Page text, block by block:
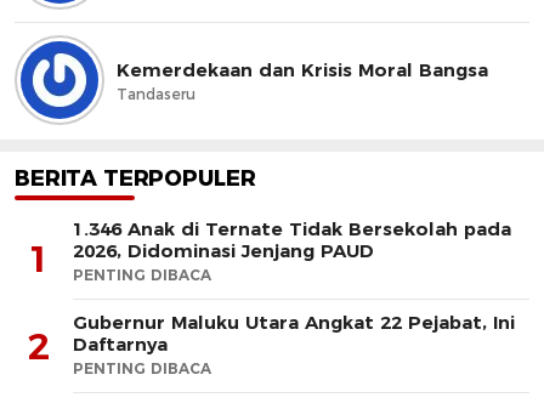
Kemerdekaan dan Krisis Moral Bangsa
Tandaseru
BERITA TERPOPULER
1
1.346 Anak di Ternate Tidak Bersekolah pada
2026, Didominasi Jenjang PAUD
PENTING DIBACA
2
Gubernur Maluku Utara Angkat 22 Pejabat, Ini
Daftarnya
PENTING DIBACA